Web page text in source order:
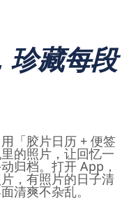
珍藏每段
「胶片日历 + 便签
的照片，让回忆一
归档。打开 App，
，有照片的日子清
清爽不杂乱。